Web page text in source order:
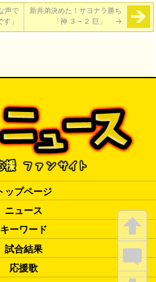
声で
」
新井弟決めた！サヨナラ勝ち
「神 ３ – ２ 巨」 →
ップページ
ニュース
キーワード
試合結果
応援歌